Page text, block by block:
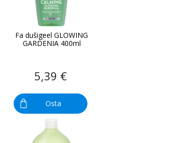
Fa dušigeel GLOWING
GARDENIA 400ml
5,39 €
Osta